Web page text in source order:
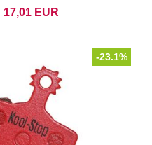
17,01 EUR
-23.1%